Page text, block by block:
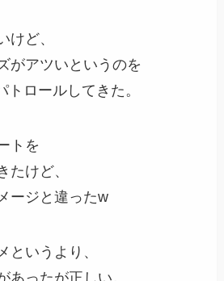
けど、
がアツいというのを
トロールしてきた。
トを
たけど、
ージと違ったw
というより、
あったが正しい。